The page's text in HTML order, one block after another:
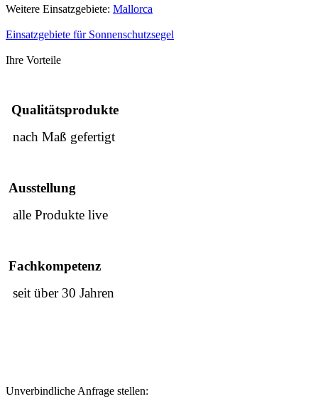
Weitere Einsatzgebiete: Mallorca
Einsatzgebiete für Sonnenschutzsegel
Ihre Vorteile
Qualitätsprodukte
nach Maß gefertigt
Ausstellung
alle Produkte live
Fachkompetenz
seit über 30 Jahren
Unverbindliche Anfrage stellen: